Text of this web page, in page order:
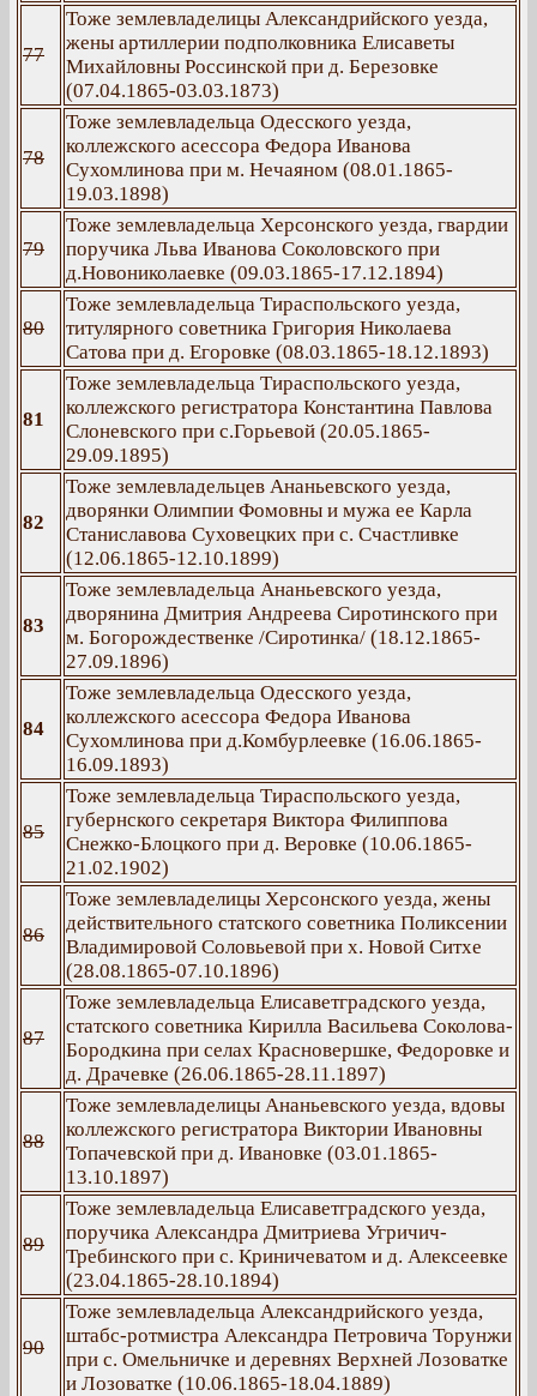
77
Тоже землевладелицы Александрийского уезда,
жены артиллерии подполковника Елисаветы
Михайловны Россинской при д. Березовке
(07.04.1865-03.03.1873)
78
Тоже землевладельца Одесского уезда,
коллежского асессора Федора Иванова
Сухомлинова при м. Нечаяном (08.01.1865-
19.03.1898)
79
Тоже землевладельца Херсонского уезда, гвардии
поручика Льва Иванова Соколовского при
д.Новониколаевке (09.03.1865-17.12.1894)
80
Тоже землевладельца Тираспольского уезда,
титулярного советника Григория Николаева
Сатова при д. Егоровке (08.03.1865-18.12.1893)
81
Тоже землевладельца Тираспольского уезда,
коллежского регистратора Константина Павлова
Слоневского при с.Горьевой (20.05.1865-
29.09.1895)
82
Тоже землевладельцев Ананьевского уезда,
дворянки Олимпии Фомовны и мужа ее Карла
Станиславова Суховецких при с. Счастливке
(12.06.1865-12.10.1899)
83
Тоже землевладельца Ананьевского уезда,
дворянина Дмитрия Андреева Сиротинского при
м. Богорождественке /Сиротинка/ (18.12.1865-
27.09.1896)
84
Тоже землевладельца Одесского уезда,
коллежского асессора Федора Иванова
Сухомлинова при д.Комбурлеевке (16.06.1865-
16.09.1893)
85
Тоже землевладельца Тираспольского уезда,
губернского секретаря Виктора Филиппова
Снежко-Блоцкого при д. Веровке (10.06.1865-
21.02.1902)
86
Тоже землевладелицы Херсонского уезда, жены
действительного статского советника Поликсении
Владимировой Соловьевой при х. Новой Ситхе
(28.08.1865-07.10.1896)
87
Тоже землевладельца Елисаветградского уезда,
статского советника Кирилла Васильева Соколова-
Бородкина при селах Красновершке, Федоровке и
д. Драчевке (26.06.1865-28.11.1897)
88
Тоже землевладелицы Ананьевского уезда, вдовы
коллежского регистратора Виктории Ивановны
Топачевской при д. Ивановке (03.01.1865-
13.10.1897)
89
Тоже землевладельца Елисаветградского уезда,
поручика Александра Дмитриева Угричич-
Требинского при с. Криничеватом и д. Алексеевке
(23.04.1865-28.10.1894)
90
Тоже землевладельца Александрийского уезда,
штабс-ротмистра Александра Петровича Торунжи
при с. Омельничке и деревнях Верхней Лозоватке
и Лозоватке (10.06.1865-18.04.1889)